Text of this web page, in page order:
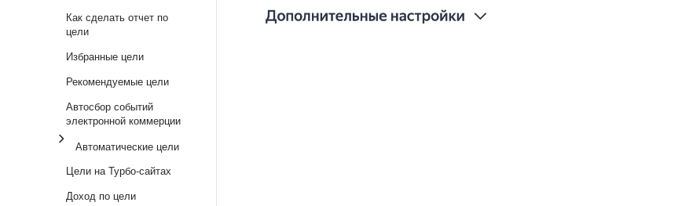
Как сделать отчет по
цели
Избранные цели
Рекомендуемые цели
Автосбор событий
электронной коммерции
Автоматические цели
Цели на Турбо-сайтах
Доход по цели